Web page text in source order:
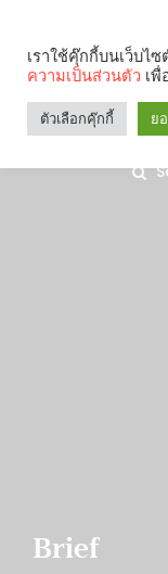
Brief
เราใช้คุ๊กกี้บนเว็บไ
ความเป็นส่วนตัว เพื่
ตัวเลือกคุ๊กกี้ ย